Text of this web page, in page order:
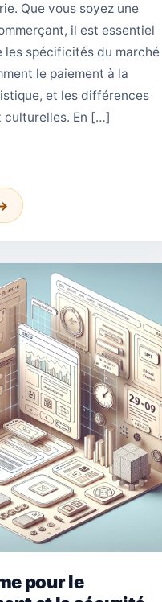
Que vous soyez une
il est essentiel
les spécificités du marché
le paiement à la
et les différences
culturelles. En […]
pour le